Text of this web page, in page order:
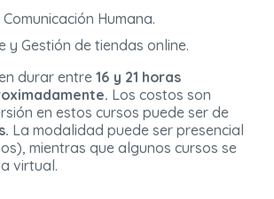
Humana.
y Gestión de tiendas online.
durar entre 16 y 21 horas
Los costos son
en estos cursos puede ser de
La modalidad puede ser presencial
mientras que algunos cursos se
virtual.